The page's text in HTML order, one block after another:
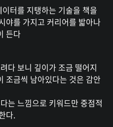
터를 지탱하는 기술을 책을
야를 가지고 커리어를 밟아나
든다
다 보니 깊이가 조금 떨어지
조금씩 남아있다는 것은 감안
는 느낌으로 키워드만 중점적
다.